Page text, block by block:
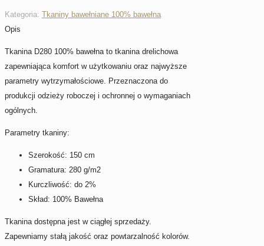
Kategoria: Tkaniny bawełniane 100% bawełna
Opis
Tkanina D280 100% bawełna to tkanina drelichowa
zapewniająca komfort w użytkowaniu oraz najwyższe
parametry wytrzymałościowe. Przeznaczona do
produkcji odzieży roboczej i ochronnej o wymaganiach
ogólnych.
Parametry tkaniny:
Szerokość: 150 cm
Gramatura: 280 g/m2
Kurczliwość: do 2%
Skład: 100% Bawełna
Tkanina dostępna jest w ciągłej sprzedaży.
Zapewniamy stałą jakość oraz powtarzalność kolorów.